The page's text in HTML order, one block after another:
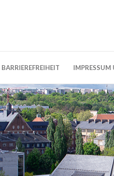
BARRIEREFREIHEIT IMPRESSUM